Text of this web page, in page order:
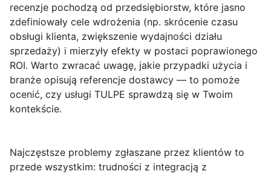
recenzje pochodzą od przedsiębiorstw, które jasno
zdefiniowały cele wdrożenia (np. skrócenie czasu
obsługi klienta, zwiększenie wydajności działu
sprzedaży) i mierzyły efekty w postaci poprawionego
ROI. Warto zwracać uwagę, jakie przypadki użycia i
branże opisują referencje dostawcy — to pomoże
ocenić, czy usługi TULPE sprawdzą się w Twoim
kontekście.
Najczęstsze problemy zgłaszane przez klientów to
przede wszystkim: trudności z integracją z